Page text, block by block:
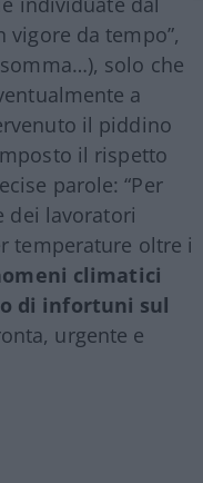
vigore da tempo”,
solo che
a
il piddino
il rispetto
parole: “Per
dei lavoratori
temperature oltre i
climatici
di infortuni sul
urgente e